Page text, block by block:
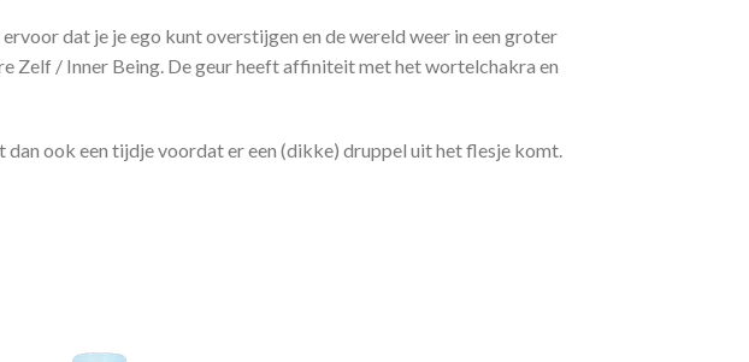
dat je je ego kunt overstijgen en de wereld weer in een groter
Zelf / Inner Being. De geur heeft affiniteit met het wortelchakra en
ook een tijdje voordat er een (dikke) druppel uit het flesje komt.